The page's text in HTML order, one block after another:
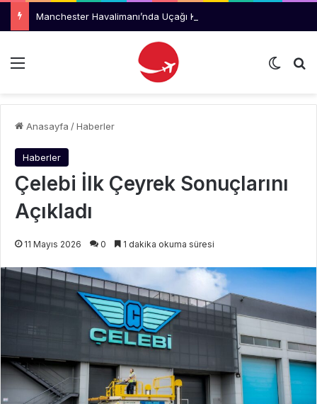
Menü Dış
Anasayfa /Haberler
Haberler
Çelebi İlk Çeyrek Sonuçlarını
Açıkladı
11 Mayıs 2026 0 1 dakika okuma süresi